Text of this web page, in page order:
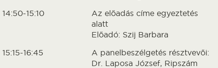
14:50-15:10
Az előadás címe egyeztetés
alatt
Előadó: Szij Barbara
15:15-16:45
A panelbeszélgetés résztvevői:
Dr. Laposa József, Ripszám